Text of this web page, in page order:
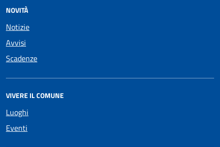
NOVITÀ
Notizie
Avvisi
Scadenze
VIVERE IL COMUNE
Luoghi
Eventi